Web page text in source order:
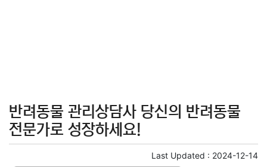
반려동물 관리상담사 당신의 반려동물
전문가로 성장하세요!
Last Updated : 2024-12-14